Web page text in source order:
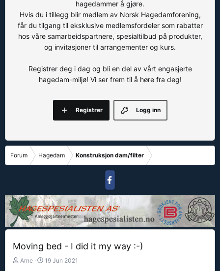
hagedammer å gjøre.
Hvis du i tillegg blir medlem av Norsk Hagedamforening,
får du tilgang til eksklusive medlemsfordeler som rabatter
hos våre samarbeidspartnere, spesialtilbud på produkter,
og invitasjoner til arrangementer og kurs.
Registrer deg i dag og bli en del av vårt engasjerte
hagedam-miljø! Vi ser frem til å høre fra deg!
Logg inn
Registrer
Forum Hagedam Konstruksjon dam/filter
Moving bed - I did it my way :-)
T
Arne
S19 Jun 2021